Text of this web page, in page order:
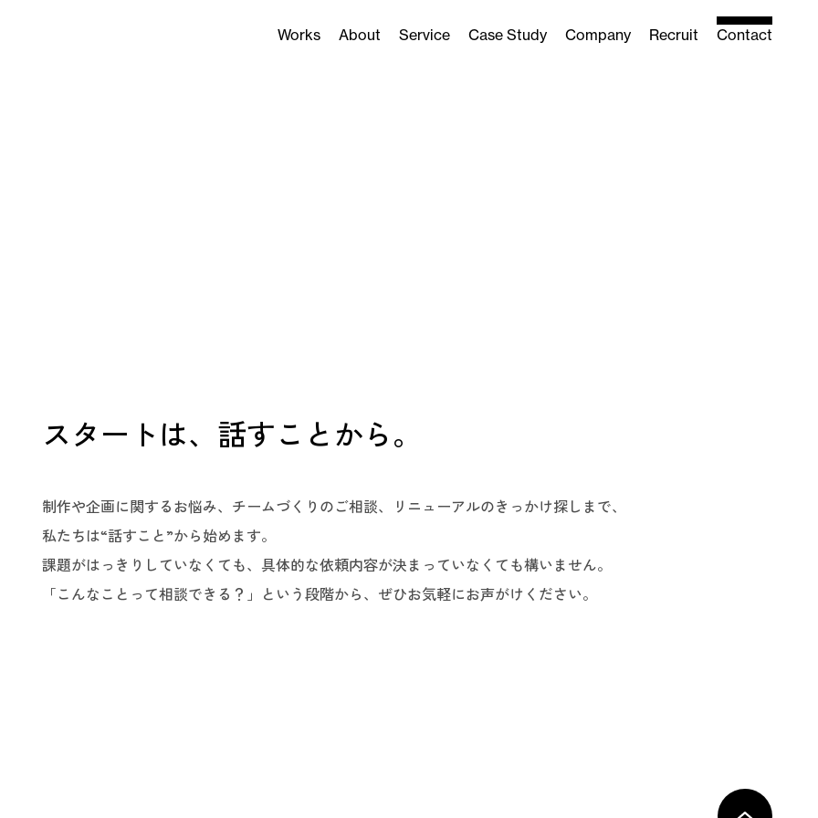
Works About Service Case Study Company Recruit Contact
スタートは、話すことから。
制作や企画に関するお悩み、チームづくりのご相談、リニューアルのきっかけ探しまで、
私たちは“話すこと”から始めます。
課題がはっきりしていなくても、具体的な依頼内容が決まっていなくても構いません。
「こんなことって相談できる？」という段階から、ぜひお気軽にお声がけください。